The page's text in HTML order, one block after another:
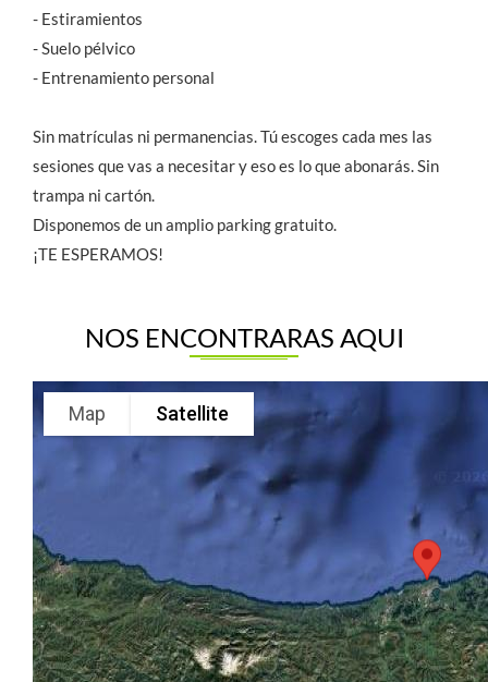
- Estiramientos
- Suelo pélvico
- Entrenamiento personal
Sin matrículas ni permanencias. Tú escoges cada mes las
sesiones que vas a necesitar y eso es lo que abonarás. Sin
trampa ni cartón.
Disponemos de un amplio parking gratuito.
¡TE ESPERAMOS!
NOS ENCONTRARAS AQUI
Map Satellite